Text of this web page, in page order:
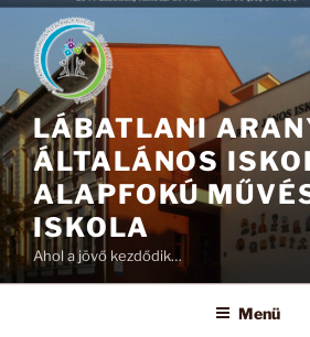
Tartalomhoz
LÁBATLANI
ÁLTALÁNOS
ALAPFOKÚ
ISKOLA
Ahol a jövő kezdődik…
Menü